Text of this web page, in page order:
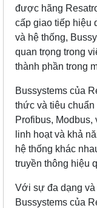
được hãng
cấp giao tiếp hiệu
và hệ thống,
quan trọng trong
thành phần trong
Bussystems của
thức và tiêu
Profibus, Modbus,
linh hoạt và khả
hệ thống khác
truyền thông hiệu
Với sự đa dạng và
Bussystems của